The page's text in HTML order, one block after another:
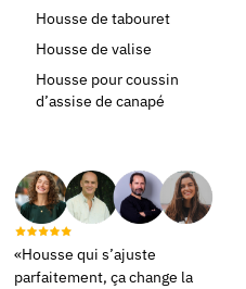
Housse de tabouret
Housse de valise
Housse pour coussin
d’assise de canapé
«Housse qui s’ajuste
parfaitement, ça change la